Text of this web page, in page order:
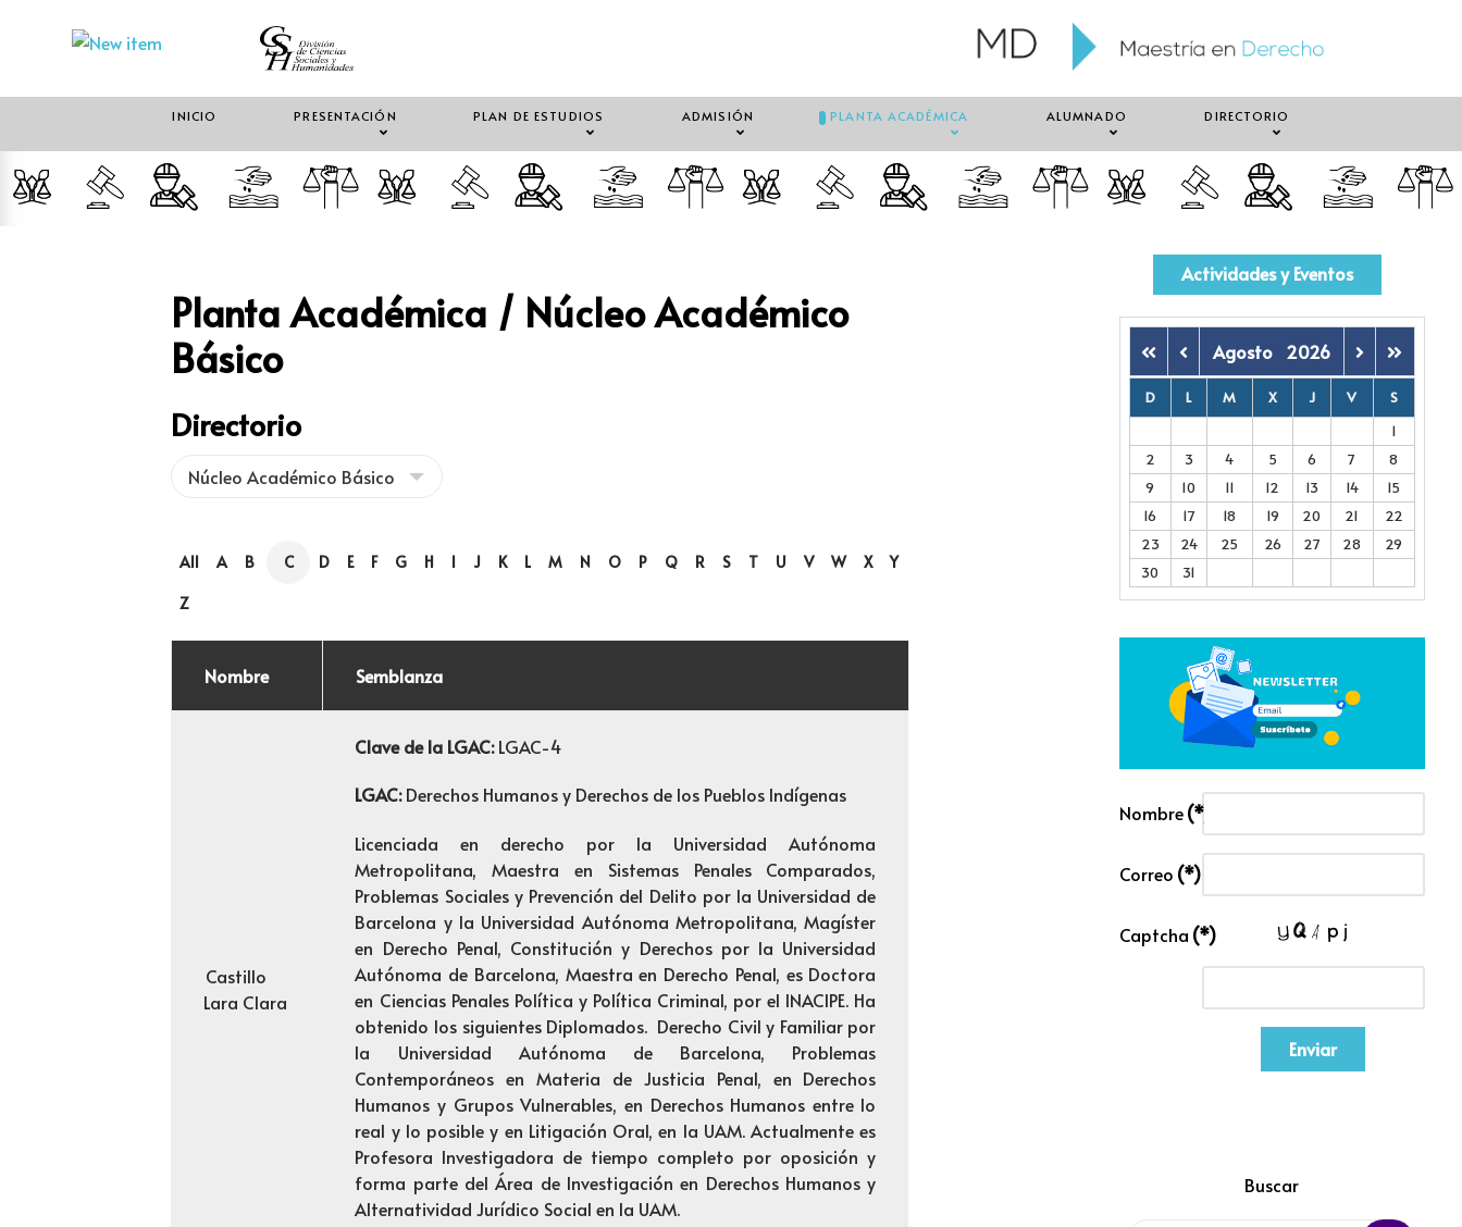
INICIO PRESENTACIÓN PLAN DE ESTUDIOS ADMISIÓN PLANTA ACADÉMICA ALUMNADO DIRECTORIO
Planta Académica / Núcleo Académico
Básico
Directorio
All A B C D E F G H I J K L M N O P Q R S T U V W X
Y
Z
Nombre Semblanza
Castillo
Lara Clara
Clave de la LGAC:LGAC-4
LGAC:Derechos Humanos y Derechos de los Pueblos Indígenas
Licenciada en derecho por la Universidad Autónoma
Metropolitana, Maestra en Sistemas Penales Comparados,
Problemas Sociales y Prevención del Delito por la Universidad de
Barcelona y la Universidad Autónoma Metropolitana, Magíster
en Derecho Penal, Constitución y Derechos por la Universidad
Autónoma de Barcelona, Maestra en Derecho Penal, es Doctora
en Ciencias Penales Política y Política Criminal, por el INACIPE. Ha
obtenido los siguientes Diplomados. Derecho Civil y Familiar por
la Universidad Autónoma de Barcelona, Problemas
Contemporáneos en Materia de Justicia Penal, en Derechos
Humanos y Grupos Vulnerables, en Derechos Humanos entre lo
real y lo posible y en Litigación Oral, en la UAM. Actualmente es
Profesora Investigadora de tiempo completo por oposición y
forma parte del Área de Investigación en Derechos Humanos y
Alternatividad Jurídico Social en la UAM.
Actividades y Eventos
Agosto 2026
D L M X J V
S
1
2
3 4 5 6 7
8
9
10 11 12 13 14
15
16
17 18 19 20 21
22
23
24 25 26 27 28
29
30
31
Nombre (*)
Correo (*)
Captcha (*)
Enviar
Buscar